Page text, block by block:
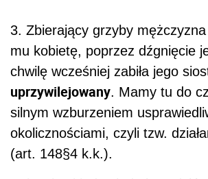
3. Zbierający grzyby mężczyzna
mu kobietę, poprzez dźgnięcie
chwilę wcześniej zabiła jego
uprzywilejowany. Mamy tu do
silnym wzburzeniem
okolicznościami, czyli tzw.
(art. 148§4 k.k.).